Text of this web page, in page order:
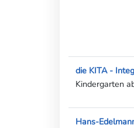
die KITA -
Kindergarten
Hans-